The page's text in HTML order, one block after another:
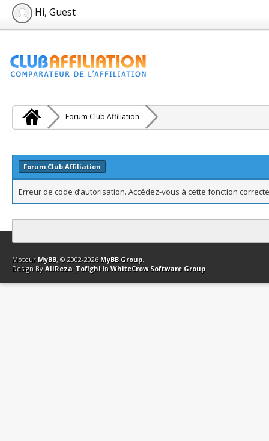
Hi, Guest
Forum Club Affiliation
Forum Club Affiliation
Erreur de code d’autorisation. Accédez-vous à cette fonction
Contact Club Affiliation Retourner en haut Version bas-débit
Moteur MyBB, © 2002-2026 MyBB Group.
Design By AliReza_Tofighi In WhiteCrow Software Group.